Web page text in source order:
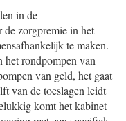
in de
de zorgpremie in het
te maken.
het rondpompen van
van geld, het gaat
van de toeslagen leidt
komt het kabinet